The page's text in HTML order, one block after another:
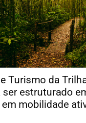
Turismo da
ser estruturado
mobilidade